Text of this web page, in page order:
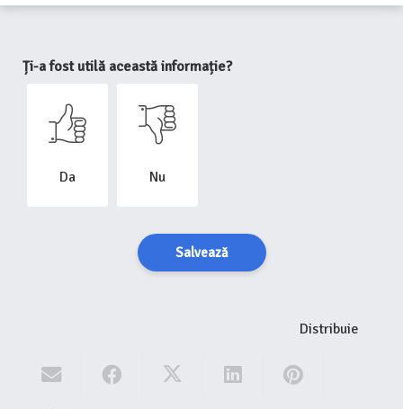
Ți-a fost utilă această informație?
Da Nu
Salvează
Distribuie